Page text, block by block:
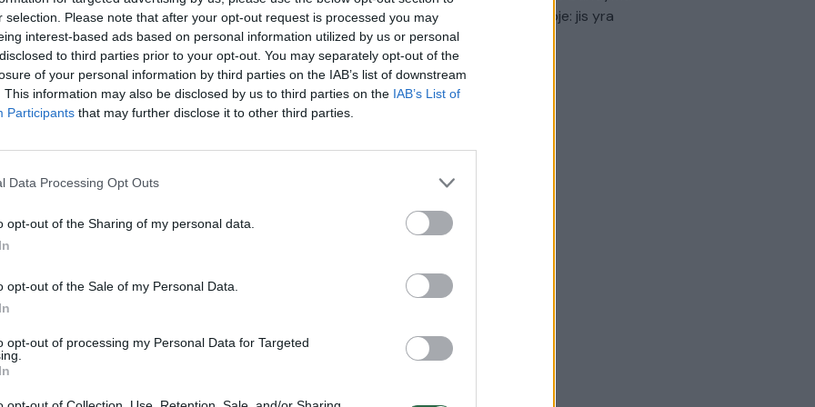
selection. Please note that after your opt-out request is processed you may
interest-based ads based on personal information utilized by us or personal
to third parties prior to your opt-out. You may separately opt-out of the
of your personal information by third parties on the IAB’s list of downstream
This information may also be disclosed by us to third parties on the IAB’s List of
Participants that may further disclose it to other third parties.
Data Processing Opt Outs
opt-out of the Sharing of my personal data.
opt-out of the Sale of my Personal Data.
opt-out of processing my Personal Data for Targeted
Visi įrašai
–
kasdienybė – priekabiavimas, patyčios ir
įsitvirtinti Ukrainos politikoje: jis yra
neteisus